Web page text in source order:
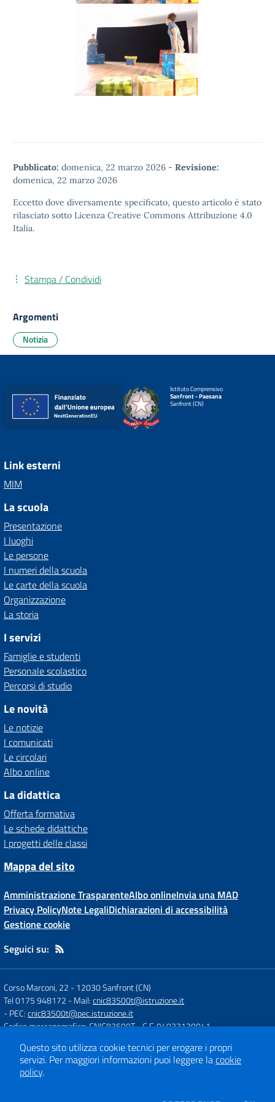
Pubblicato: domenica, 22 marzo 2026 - Revisione:
domenica, 22 marzo 2026
Eccetto dove diversamente specificato, questo articolo è stato
rilasciato sotto Licenza Creative Commons Attribuzione 4.0
Italia.
Stampa / Condividi
Argomenti
Notizia
Istituto Comprensivo
Sanfront - Paesana
Sanfront (CN)
Link esterni
MIM
La scuola
Presentazione
I luoghi
Le persone
I numeri della scuola
Le carte della scuola
Organizzazione
La storia
I servizi
Famiglie e studenti
Personale scolastico
Percorsi di studio
Le novità
Le notizie
I comunicati
Le circolari
Albo online
La didattica
Offerta formativa
Le schede didattiche
I progetti delle classi
Mappa del sito
Amministrazione TrasparenteAlbo onlineInvia una MAD
Privacy PolicyNote LegaliDichiarazioni di accessibilità
Gestione cookie
Seguici su:
Corso Marconi, 22 -12030 Sanfront (CN)
Tel 0175 948172 - Mail:cnic83500t@istruzione.it
- PEC:cnic83500t@pec.istruzione.it
Codice meccanografico: CNIC83500T- C.F. 94033130041
Concept & Design by
Designers Italia
Questo sito utilizza cookie tecnici per erogare i propri
servizi. Per maggiori informazioni puoi leggere lacookie
policy.